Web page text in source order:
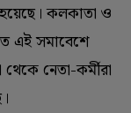
কলকাতা ও
এই সমাবেশে
নেতা-কর্মীরা